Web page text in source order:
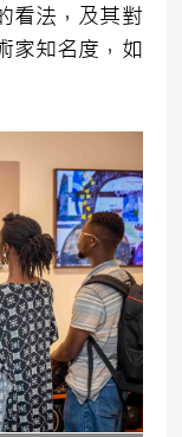
看法，及其對
家知名度，如